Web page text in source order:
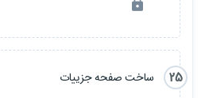
25 ساخت صفحه جزییات